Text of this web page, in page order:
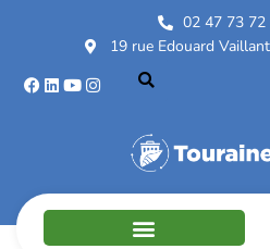
02 47 73 72
19 rue Edouard